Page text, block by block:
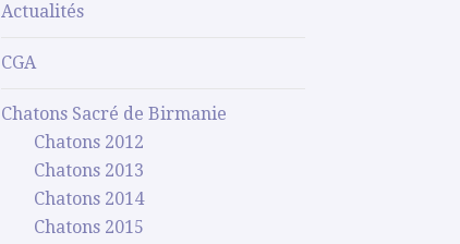
Actualités
CGA
Chatons Sacré de Birmanie
Chatons 2012
Chatons 2013
Chatons 2014
Chatons 2015